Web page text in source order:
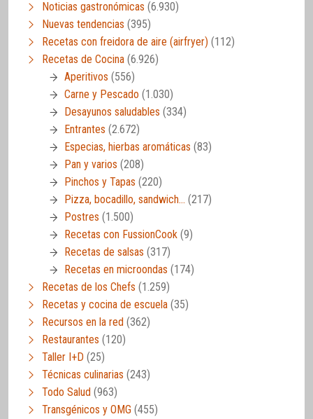
Noticias gastronómicas (6.930)
Nuevas tendencias (395)
Recetas con freidora de aire (airfryer) (112)
Recetas de Cocina (6.926)
Aperitivos (556)
Carne y Pescado (1.030)
Desayunos saludables (334)
Entrantes (2.672)
Especias, hierbas aromáticas (83)
Pan y varios (208)
Pinchos y Tapas (220)
Pizza, bocadillo, sandwich… (217)
Postres (1.500)
Recetas con FussionCook (9)
Recetas de salsas (317)
Recetas en microondas (174)
Recetas de los Chefs (1.259)
Recetas y cocina de escuela (35)
Recursos en la red (362)
Restaurantes (120)
Taller I+D (25)
Técnicas culinarias (243)
Todo Salud (963)
Transgénicos y OMG (455)